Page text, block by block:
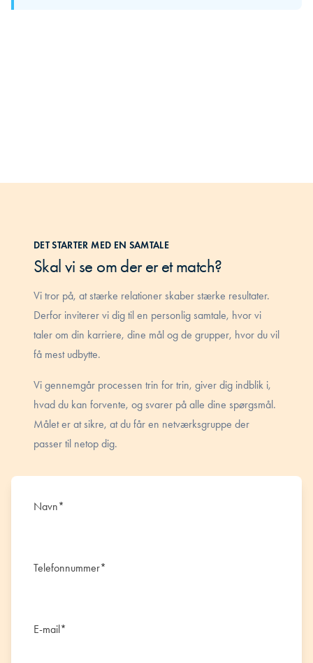
DET STARTER MED EN SAMTALE
Skal vi se om der er et match?
Vi tror på, at stærke relationer skaber stærke resultater.
Derfor inviterer vi dig til en personlig samtale, hvor vi
taler om din karriere, dine mål og de grupper, hvor du vil
få mest udbytte.
Vi gennemgår processen trin for trin, giver dig indblik i,
hvad du kan forvente, og svarer på alle dine spørgsmål.
Målet er at sikre, at du får en netværksgruppe der
passer til netop dig.
Navn*
Telefonnummer*
E-mail *